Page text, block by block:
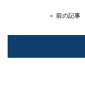
＜ 前の記事